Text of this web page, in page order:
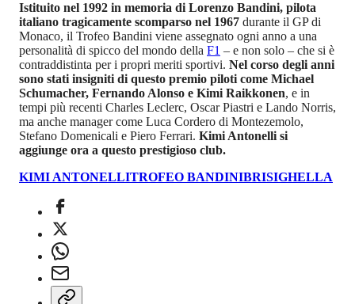
Istituito nel 1992 in memoria di Lorenzo Bandini, pilota
italiano tragicamente scomparso nel 1967 durante il GP di
Monaco, il Trofeo Bandini viene assegnato ogni anno a una
personalità di spicco del mondo della F1 – e non solo – che si è
contraddistinta per i propri meriti sportivi. Nel corso degli anni
sono stati insigniti di questo premio piloti come Michael
Schumacher, Fernando Alonso e Kimi Raikkonen, e in
tempi più recenti Charles Leclerc, Oscar Piastri e Lando Norris,
ma anche manager come Luca Cordero di Montezemolo,
Stefano Domenicali e Piero Ferrari. Kimi Antonelli si
aggiunge ora a questo prestigioso club.
KIMI ANTONELLITROFEO BANDINIBRISIGHELLA